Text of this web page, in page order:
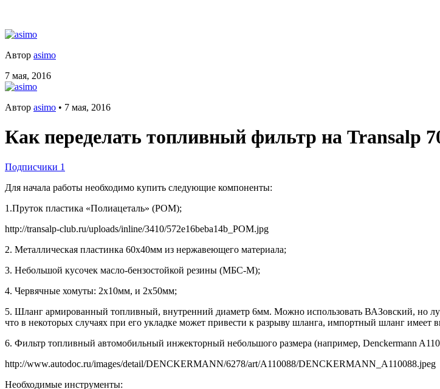
Автор asimo
7 мая, 2016
Автор asimo • 7 мая, 2016
Как переделать топливный фильтр на Transalp
Подписчики 1
Для начала работы необходимо купить следующие компоненты:
1.Пруток пластика «Полиацеталь» (POM);
http://transalp-club.ru/uploads/inline/3410/572e16beba14b_POM.jpg
2. Металлическая пластинка 60х40мм из нержавеющего материала;
3. Небольшой кусочек масло-бензостойкой резины (МБС-М);
4. Червячные хомуты: 2х10мм, и 2х50мм;
5. Шланг армированный топливный, внутренний диаметр 6мм. Можно использовать ВАЗовский, но
что в некоторых случаях при его укладке может привести к разрыву шланга, импортный шланг
6. Фильтр топливный автомобильный инжекторный небольшого размера (например, Denckermann
http://www.autodoc.ru/images/detail/DENCKERMANN/6278/art/A110088/DENCKERMANN_A110088.jpeg
Необходимые инструменты: